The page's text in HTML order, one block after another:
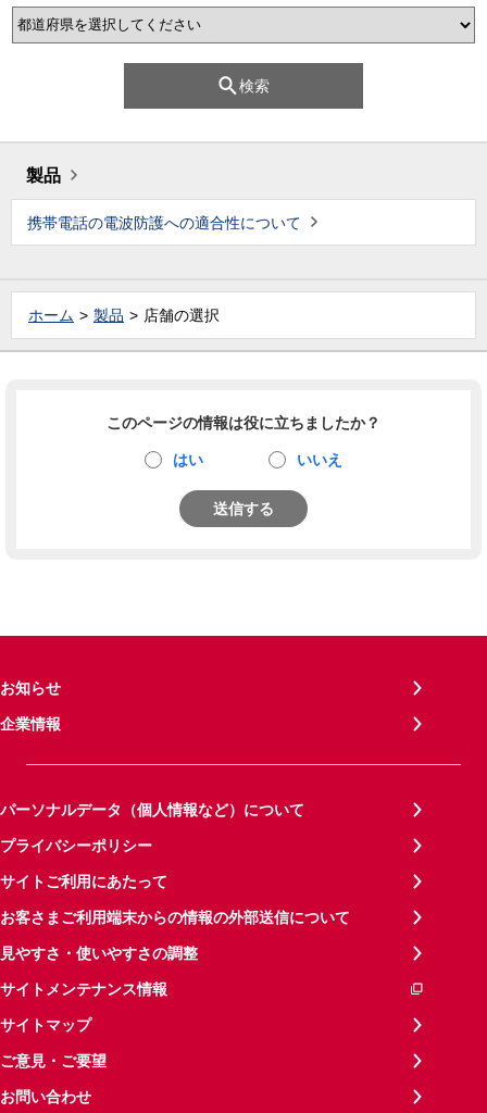
検索
製品
携帯電話の電波防護への適合性について
ホーム 製品 店舗の選択
このページの情報は役に立ちましたか？
はい いいえ
送信する
お知らせ
企業情報
パーソナルデータ（個人情報など）について
プライバシーポリシー
サイトご利用にあたって
お客さまご利用端末からの情報の外部送信について
見やすさ・使いやすさの調整
サイトメンテナンス情報
サイトマップ
ご意見・ご要望
お問い合わせ